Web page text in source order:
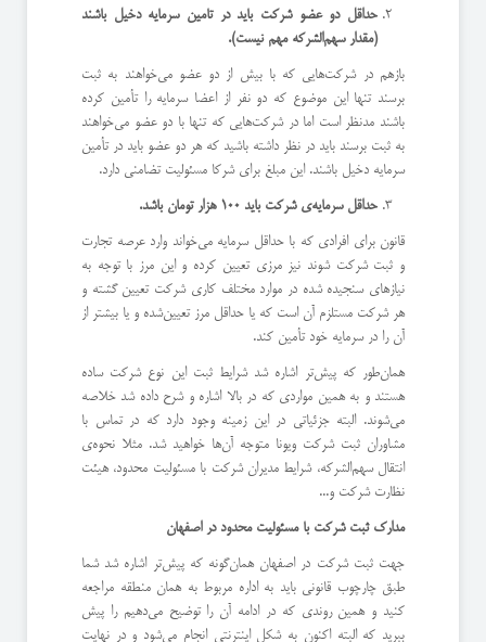
حداقل دو عضو شرکت باید در تامین سرمایه دخیل باشند
(مقدار سهم‌الشرکه مهم نیست).
بازهم در شرکت‌هایی که با بیش از دو عضو می‌خواهند به ثبت
برسند تنها این موضوع که دو نفر از اعضا سرمایه را تأمین کرده
باشند مدنظر است اما در شرکت‌هایی که تنها با دو عضو می‌خواهند
به ثبت برسند باید در نظر داشته باشید که هر دو عضو باید در تأمین
سرمایه دخیل باشند. این مبلغ برای شرکا مسئولیت تضامنی دارد.
حداقل سرمایه‌ی شرکت باید 100 هزار تومان باشد.
قانون برای افرادی که با حداقل سرمایه می‌خواند وارد عرصه تجارت
و ثبت شرکت شوند نیز مرزی تعیین کرده و این مرز با توجه به
نیازهای سنجیده شده در موارد مختلف کاری شرکت تعیین گشته و
هر شرکت مستلزم آن است که یا حداقل مرز تعیین‌شده و یا بیشتر از
آن را در سرمایه خود تأمین کند.
همان‌طور که پیش‌تر اشاره شد شرایط ثبت این نوع شرکت ساده
هستند و به همین مواردی که در بالا اشاره و شرح داده شد خلاصه
می‌شوند. البته جزئیاتی در این زمینه وجود دارد که در تماس با
مشاوران ثبت شرکت ویونا متوجه آن‌ها خواهید شد. مثلا نحوه‌ی
انتقال سهم‌الشرکه، شرایط مدیران شرکت با مسئولیت محدود، هیئت
نظارت شرکت و...
مدارک ثبت شرکت با مسئولیت محدود در اصفهان
جهت ثبت شرکت در اصفهان همان‌گونه که پیش‌تر اشاره شد شما
طبق چارچوب قانونی باید به اداره مربوط به همان منطقه مراجعه
کنید و همین روندی که در ادامه آن را توضیح می‌دهیم را پیش
ببرید که البته اکنون به شکل اینترنتی انجام می‌شود و در نهایت